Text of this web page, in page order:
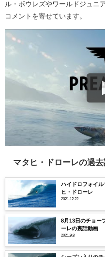
ル・ボウレズやワールドジュニ
コメントを寄せています。
マタヒ・ドローレの過
ハイドロフォイ
ヒ・ドローレ
2021.12.22
8月13日のチョー
ーレの裏話動画
2021.9.8